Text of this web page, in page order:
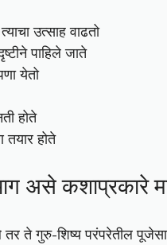
उत्साह वाढतो
पाहिले जाते
येतो
होते
तयार होते
असे कशाप्रकारे
तर ते गुरु-शिष्य परंपरेतील